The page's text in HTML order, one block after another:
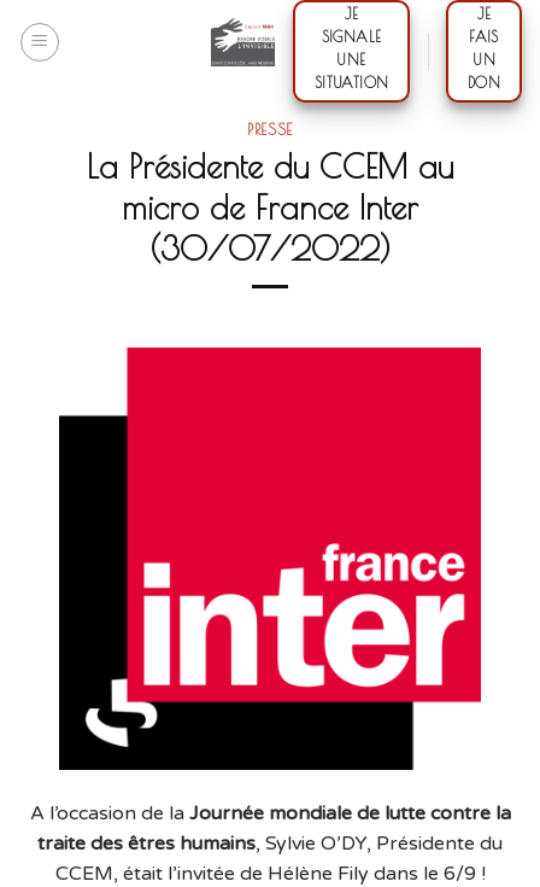
JE
SIGNALE
UNE
SITUATION
JE
FAIS
UN
DON
PRESSE
La Présidente du CCEM au
micro de France Inter
(30/07/2022)
A l’occasion de la Journée mondiale de lutte contre la
traite des êtres humains, Sylvie O’DY, Présidente du
CCEM, était l’invitée de Hélène Fily dans le 6/9 !